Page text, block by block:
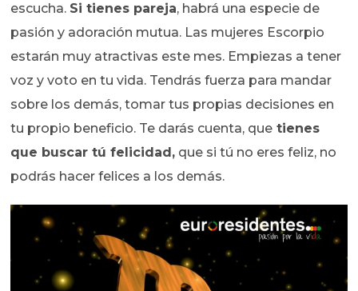
escucha. Si tienes pareja, habrá una especie de
pasión y adoración mutua. Las mujeres Escorpio
estarán muy atractivas este mes. Empiezas a tener
voz y voto en tu vida. Tendrás fuerza para mandar
sobre los demás, tomar tus propias decisiones en
tu propio beneficio. Te darás cuenta, que tienes
que buscar tú felicidad, que si tú no eres feliz, no
podrás hacer felices a los demás.